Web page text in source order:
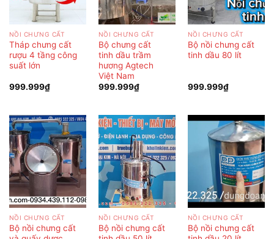
NỒI CHƯNG CẤT
Tháp chưng cất
rượu 4 tầng công
suất lớn
999.999₫
NỒI CHƯNG CẤT
Bộ chưng cất
tinh dầu trầm
hương Agtech
Việt Nam
999.999₫
NỒI CHƯNG CẤT
Bộ nồi chưng cất
tinh dầu 80 lít
999.999₫
NỒI CHƯNG CẤT
Bộ nồi chưng cất
NỒI CHƯNG CẤT
Bộ nồi chưng cất
NỒI CHƯNG CẤT
Bộ nồi chưng cất